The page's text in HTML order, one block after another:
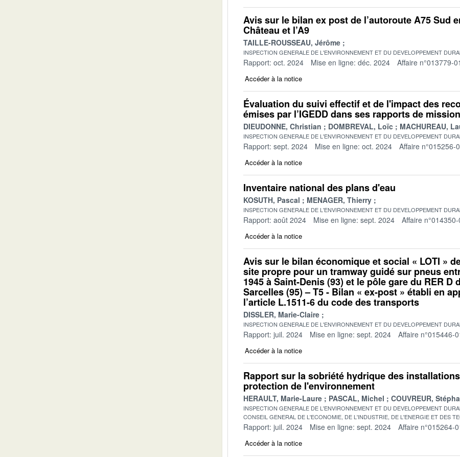
Avis sur le bilan ex post de l’autoroute A75 Sud
Château et l’A9
TAILLE-ROUSSEAU, Jérôme
INSPECTION GENERALE DE L'ENVIRONNEMENT ET DU DEVELOPPEMENT
Rapport: oct. 2024 Mise en ligne: déc. 2024 Affaire n°013779-01
Accéder à la notice
Évaluation du suivi effectif et de l'impact des
émises par l’IGEDD dans ses rapports de
DIEUDONNE, Christian DOMBREVAL, Loïc MACHUREAU,
INSPECTION GENERALE DE L'ENVIRONNEMENT ET DU DEVELOPPEMENT
Rapport: sept. 2024 Mise en ligne: oct. 2024 Affaire n°015256-
Accéder à la notice
Inventaire national des plans d'eau
KOSUTH, Pascal MENAGER, Thierry
INSPECTION GENERALE DE L'ENVIRONNEMENT ET DU DEVELOPPEMENT
Rapport: août 2024 Mise en ligne: sept. 2024 Affaire n°014350-
Accéder à la notice
Avis sur le bilan économique et social « LOTI »
site propre pour un tramway guidé sur pneus
1945 à Saint-Denis (93) et le pôle gare du RER D
Sarcelles (95) – T5 - Bilan « ex-post » établi en
l’article L.1511-6 du code des transports
DISSLER, Marie-Claire
INSPECTION GENERALE DE L'ENVIRONNEMENT ET DU DEVELOPPEMENT
Rapport: juil. 2024 Mise en ligne: sept. 2024 Affaire n°015446-
Accéder à la notice
Rapport sur la sobriété hydrique des
protection de l'environnement
HERAULT, Marie-Laure PASCAL, Michel COUVREUR,
INSPECTION GENERALE DE L'ENVIRONNEMENT ET DU DEVELOPPEMENT
CONSEIL GENERAL DE L'ECONOMIE, DE L'INDUSTRIE, DE L'ENERGIE ET DES
Rapport: juil. 2024 Mise en ligne: sept. 2024 Affaire n°015264-
Accéder à la notice